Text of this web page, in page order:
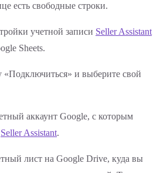
есть свободные строки.
учетной записи Seller Assistant
Sheets.
и выберите свой
аккаунт Google, с которым
Seller Assistant.
лист на Google Drive, куда вы